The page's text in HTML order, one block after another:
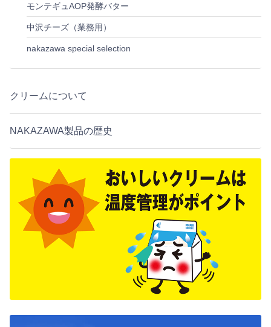
モンテギュAOP発酵バター
中沢チーズ（業務用）
nakazawa special selection
クリームについて
NAKAZAWA製品の歴史